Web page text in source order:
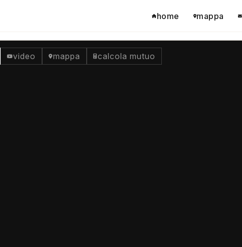
home mappa
video mappa calcola mutuo